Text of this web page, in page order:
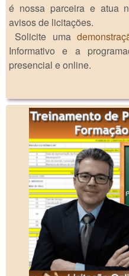
é nossa parceira e atua
avisos de licitações.
Solicite uma
Informativo e a
presencial e online.